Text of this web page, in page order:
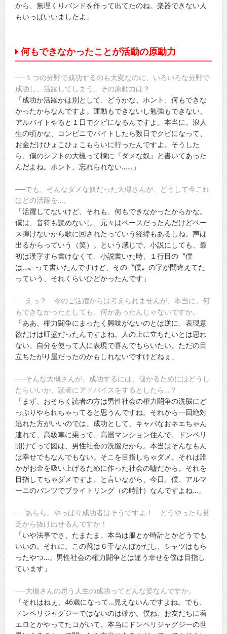
から、無理くりバンドを作って出てたのね。楽器できない人
もいっぱいいましたよ」
何もできなかったことが活動の原動力
──１つの分野で成功するのも大変なのに、いろいろな分野で
成功し、活躍してしまう、その原動力は？
「成功か活躍かは別として、どうかな、ホント、何もできな
かったからなんですよ。運動もできないし勉強もできない、
アルバイトやると１日でクビになるんですよ。本当に。浪人
生の頃かな、コンビニでバイトしたら数日でクビになって、
お金だけひょこひょこもらいに行ったんですよ。そうした
ら、僕のシフトの大槻って欄に『ダメな奴』と書いてあった
んだよね。ホント、忘れられない……」
──でも、そんなダメな奴だった大槻さんが、どうして今これ
ほどの活躍を…。
「活躍してないけど、それも、何もできなかったからかな。
僕は、音符も読めないし、元々はベースだったんだけどベー
ス弾けないから歌に回されたっていう経緯もあるしね。声は
出るからっていう（笑）。という感じで、小説にしても、最
初は漢字すら書けなくて、小説書いた時、１行目の〝僕
は…〟って書いたんですけど、その〝僕〟の字が間違えてた
っていう、それくらいひどかったんです」
──えっ？ 今のご活躍からは考えられませんが、本当に、何
もできなかったとしても、何かあったんじゃないですか。
「ああ、権力闘争にまったく興味がないのとは逆に、表現意
欲だけは旺盛だったんですよね。人の上に立ちたいとは思わ
ない、自分を使って人に表現で喜んでもらいたい。ただの目
立ちたがり屋だったのかもしれないですけどねぇ」
──そんな大槻さんが、成功するには、儲かるためにはどうし
たらいいか、読者にアドバイスをするとしたら…？
「まず、おそらく読者の方は男性社会の権力闘争の洗脳にど
っぷりやられちゃってると思うんですね。それから一回絶対
逃れた方がいいのでは。成功として、キャバなおネエちゃん
連れて、高級車に乗って、高層マンション住んで、ドンペリ
開けてって図は、男性社会の洗脳だから。本当はそんなもん
は幸せでもなんでもない。そこを目指しちゃダメ。それは誰
かがお金を吸い上げるために作った社会の嘘だから。それを
目指してちゃダメですよ、と言いながら、今日、僕、アルマ
ーニのパンツでブライトリング（の時計）なんですよね…」
──あらら。やっぱり成功者はそうですよ！ どうやったら貧
乏から抜け出せるんですか！
「いや法事でさ、たまたま。本当は服とか時計とかどうでも
いいの。それに、この靴は６千なんぼかだし、シャツはもら
ったやつ…。男性社会の権力闘争とは違う幸せを僕は目指し
ています」
──大槻さんの思う人生の成功ってどんな姿なんですか。
「それはねぇ、46歳になって…見えないんですよね。でも、
ドンペリジャグジーではないのは確か。僕ね、お友だちに着
エロとかやってたコがいて、本当にドンペリジャグジーの世